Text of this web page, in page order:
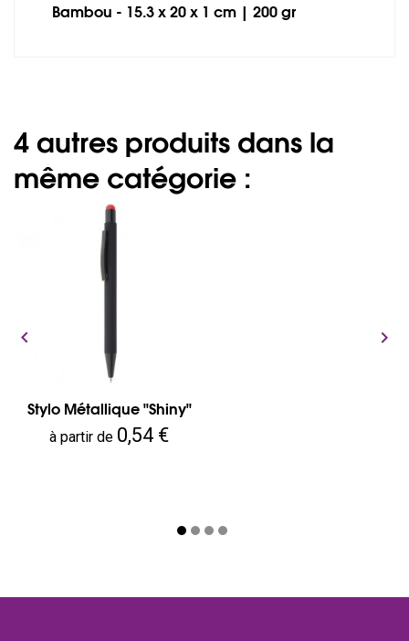
Bambou - 15.3 x 20 x 1 cm | 200 gr
4 autres produits dans la
même catégorie :
Stylo Métallique "Shiny"
Prix
à partir de 0,54 €
 